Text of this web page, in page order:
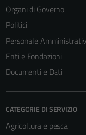
Organi di Governo
Politici
Personale
Enti e Fondazioni
Documenti e Dati
CATEGORIE DI SERVIZIO
Agricoltura e pesca